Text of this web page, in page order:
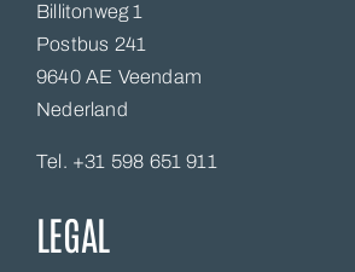
Billitonweg 1
Postbus 241
9640 AE Veendam
Nederland
Tel. +31 598 651 911
LEGAL